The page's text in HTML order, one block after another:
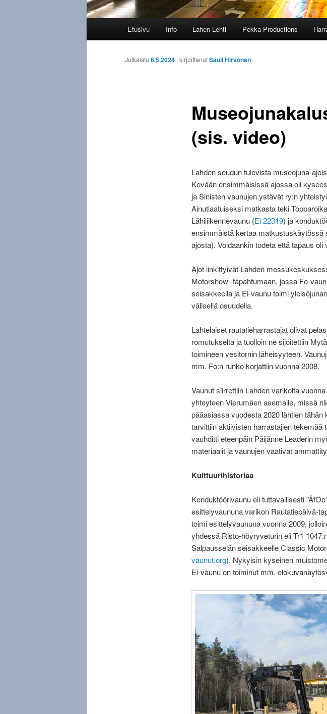
Etusivu Info Lahen Lehti Pekka Productions
(sis. video)
Julkaistu 6.5.2024 , kirjoittanutSauli Hirvonen
Lahden seudun tulevista museojuna-
Kevään ensimmäisissä ajossa oli
ja Sinisten vaunujen ystävät ry:n
Ainutlaatuiseksi matkasta teki
Lähiliikennevaunu (Ei22319) ja
ensimmäistä kertaa matkustuskäytössä
ajosta). Voidaankin todeta että tapaus oli
Ajot linkittyivät Lahden
Motorshow -tapahtumaan, jossa Fo-
seisakkeella ja Ei-vaunu toimi
välisellä osuudella.
Lahtelaiset rautatieharrastajat olivat
romutukselta ja tuolloin ne sijoitettiin
toimineen vesitornin läheisyyteen.
mm. Fo:n runko korjattiin vuonna 2008.
Vaunut siirrettiin Lahden varikolta
yhteyteen Vierumäen asemalle, missä
pääasiassa vuodesta 2020 lähtien
tarvittiin aktiivisten harrastajien tekemää
vauhditti eteenpäin Päijänne Leaderin
materiaalit ja vaunujen vaativat
Kulttuurihistoriaa
Konduktöörivaunu eli tuttavallisesti
esittelyvaununa varikon Rautatiepäivä-
toimi esittelyvaununa vuonna 2009,
yhdessä Risto-höyryveturin eli Tr1
Salpausselän seisakkeelle Classic
vaunut.org). Nykyisin kyseinen
Ei-vaunu on toiminut mm.